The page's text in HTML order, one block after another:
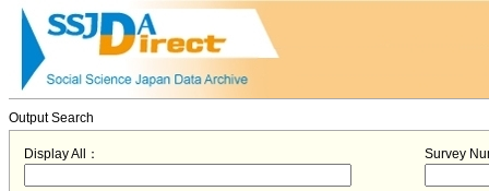
Output Search
Display All： Survey